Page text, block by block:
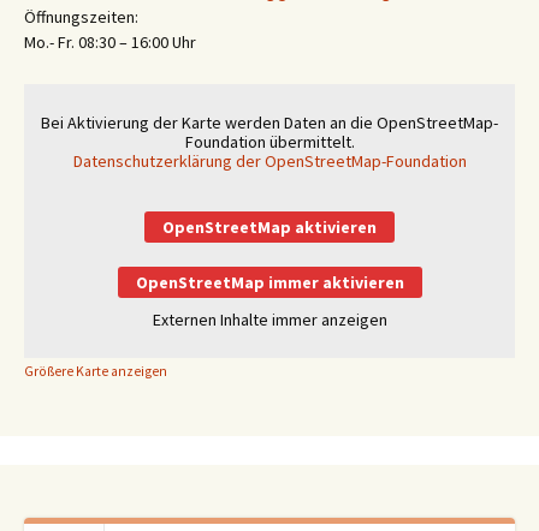
Öffnungszeiten:
Mo.- Fr. 08:30 – 16:00 Uhr
Bei Aktivierung der Karte werden Daten an die OpenStreetMap-
Foundation übermittelt.
Datenschutzerklärung der OpenStreetMap-Foundation
OpenStreetMap aktivieren
OpenStreetMap immer aktivieren
Externen Inhalte immer anzeigen
Größere Karte anzeigen